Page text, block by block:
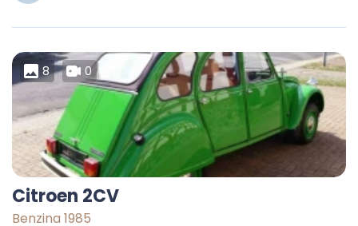
8 0
Citroen 2CV
Benzina 1985